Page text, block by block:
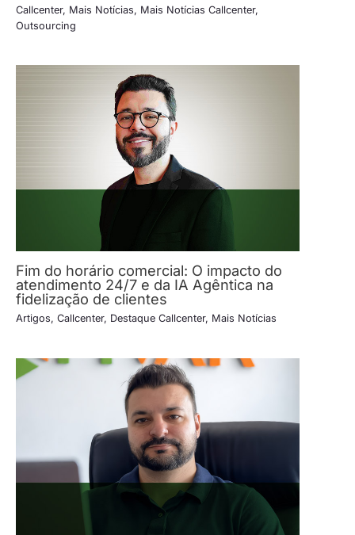
Callcenter, Mais Notícias, Mais Notícias Callcenter,
Outsourcing
Fim do horário comercial: O impacto do
atendimento 24/7 e da IA Agêntica na
fidelização de clientes
Artigos, Callcenter, Destaque Callcenter, Mais Notícias